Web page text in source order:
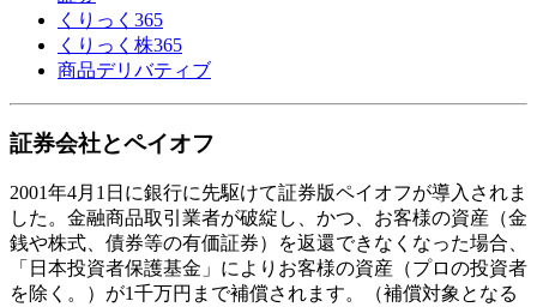
くりっく365
くりっく株365
商品デリバティブ
証券会社とペイオフ
2001年4月1日に銀行に先駆けて証券版ペイオフが導入されま
した。金融商品取引業者が破綻し、かつ、お客様の資産（金
銭や株式、債券等の有価証券）を返還できなくなった場合、
「日本投資者保護基金」によりお客様の資産（プロの投資者
を除く。）が1千万円まで補償されます。（補償対象となる